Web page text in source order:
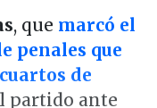
, que marcó el
penales que
de
partido ante